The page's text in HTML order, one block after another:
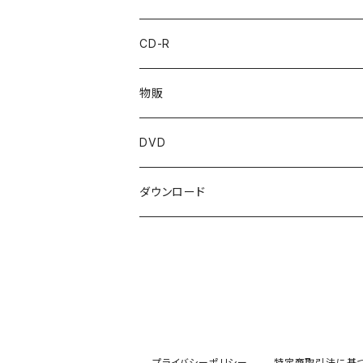
CD-R
物販
DVD
ダウンロード